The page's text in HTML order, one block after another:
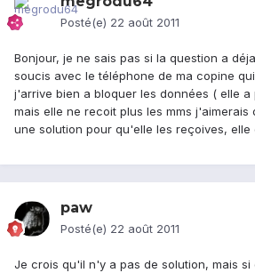
Posté(e) 22 août 2011
Bonjour, je ne sais pas si la question a
soucis avec le téléphone de ma copine
j'arrive bien a bloquer les données ( elle a
mais elle ne recoit plus les mms j'aimerais
une solution pour qu'elle les reçoives, elle
paw
Posté(e) 22 août 2011
Je crois qu'il n'y a pas de solution, mais